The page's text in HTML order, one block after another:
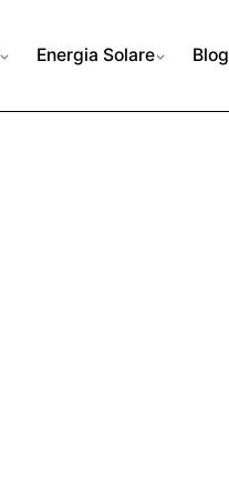
Energia Solare Blog